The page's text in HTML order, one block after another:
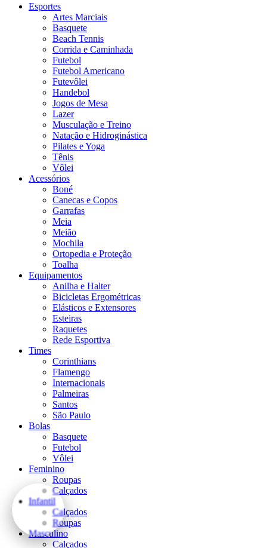
Esportes
Artes Marciais
Basquete
Beach Tennis
Corrida e Caminhada
Futebol
Futebol Americano
Futevôlei
Handebol
Jogos de Mesa
Lazer
Musculação e Treino
Natação e Hidroginástica
Pilates e Yoga
Tênis
Vôlei
Acessórios
Boné
Canecas e Copos
Garrafas
Meia
Meião
Mochila
Ortopedia e Proteção
Toalha
Equipamentos
Anilha e Halter
Bicicletas Ergométricas
Elásticos e Extensores
Esteiras
Raquetes
Rede Esportiva
Times
Corinthians
Flamengo
Internacionais
Palmeiras
Santos
São Paulo
Bolas
Basquete
Futebol
Vôlei
Feminino
Roupas
Calçados
Infantil
Calçados
Roupas
Masculino
Calçados